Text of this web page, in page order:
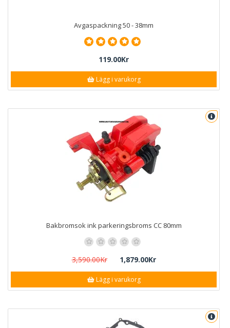
Avgaspackning 50 - 38mm
119.00Kr
Lägg i varukorg
Bakbromsok ink parkeringsbroms CC 80mm
3,590.00Kr 1,879.00Kr
Lägg i varukorg